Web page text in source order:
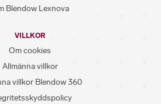
Blendow Lexnova
VILLKOR
Om cookies
Allmänna villkor
villkor Blendow 360